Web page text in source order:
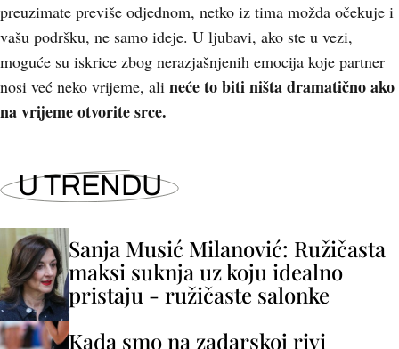
preuzimate previše odjednom, netko iz tima možda očekuje i
vašu podršku, ne samo ideje. U ljubavi, ako ste u vezi,
moguće su iskrice zbog nerazjašnjenih emocija koje partner
nosi već neko vrijeme, ali neće to biti ništa dramatično ako
na vrijeme otvorite srce.
U TRENDU
Sanja Musić Milanović: Ružičasta
maksi suknja uz koju idealno
pristaju - ružičaste salonke
Kada smo na zadarskoj rivi